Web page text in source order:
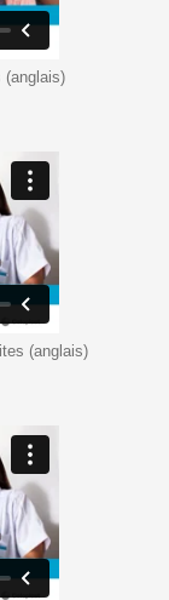
(anglais)
(anglais)